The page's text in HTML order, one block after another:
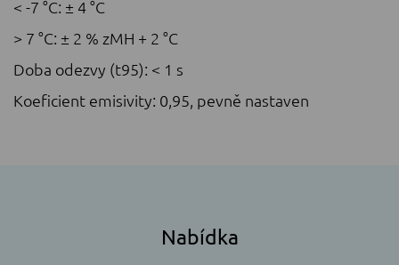
< -7 °C: ± 4 °C
> 7 °C: ± 2 % zMH + 2 °C
Doba odezvy (t95): < 1 s
Koeficient emisivity: 0,95, pevně nastaven
Nabídka